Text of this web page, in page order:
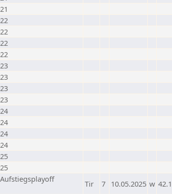
Tir 7 10.05.2025 w 42.1